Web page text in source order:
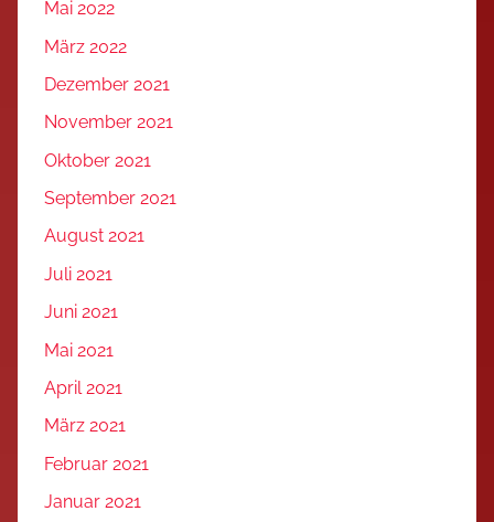
Mai 2022
März 2022
Dezember 2021
November 2021
Oktober 2021
September 2021
August 2021
Juli 2021
Juni 2021
Mai 2021
April 2021
März 2021
Februar 2021
Januar 2021